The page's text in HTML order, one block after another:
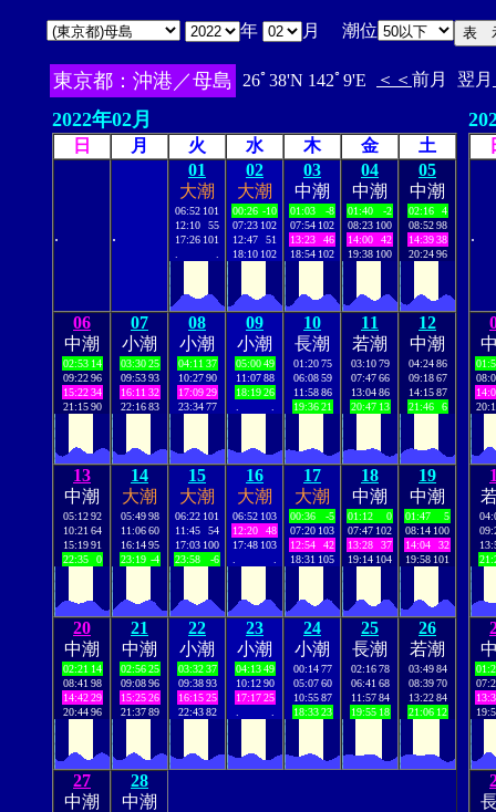
年 月 潮位
東京都：沖港／母島 26ﾟ38'N 142ﾟ9'E ＜＜ 前月 翌月
2022年02月
日 月 火 水 木 金 土
. .
01
大潮
06:52 101
12:10
55
17:26 101
02
大潮
00:26 -10
07:23 102
12:47
51
18:10 102
03
中潮
01:03
-8
07:54 102
13:23
46
18:54 102
04
中潮
01:40
-2
08:23 100
14:00
42
19:38 100
05
中潮
02:16
4
08:52 98
14:39 38
20:24 96
06
中潮
02:53 14
09:22 96
15:22 34
21:15 90
07
小潮
03:30 25
09:53 93
16:11 32
22:16 83
08
小潮
04:11 37
10:27 90
17:09 29
23:34 77
09
小潮
05:00 49
11:07 88
18:19 26
10
長潮
01:20 75
06:08 59
11:58 86
19:36 21
11
若潮
03:10 79
07:47 66
13:04 86
20:47 13
12
中潮
04:24 86
09:18 67
14:15 87
21:46
6
13
中潮
05:12 92
10:21 64
15:19 91
22:35
0
14
大潮
05:49 98
11:06 60
16:14 95
23:19 -4
15
大潮
06:22 101
11:45
54
17:03 100
23:58
-6
16
大潮
06:52 103
12:20
48
17:48 103
17
大潮
00:36
-5
07:20 103
12:54
42
18:31 105
18
中潮
01:12
0
07:47 102
13:28
37
19:14 104
19
中潮
01:47
5
08:14 100
14:04
32
19:58 101
20
中潮
02:21 14
08:41 98
14:42 29
20:44 96
21
中潮
02:56 25
09:08 96
15:25 26
21:37 89
22
小潮
03:32 37
09:38 93
16:15 25
22:43 82
23
小潮
04:13 49
10:12 90
17:17 25
24
小潮
00:14 77
05:07 60
10:55 87
18:33 23
25
長潮
02:16 78
06:41 68
11:57 84
19:55 18
26
若潮
03:49 84
08:39 70
13:22 84
21:06 12
27
中潮
28
中潮
.